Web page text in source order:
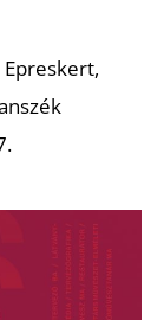
Epreskert,